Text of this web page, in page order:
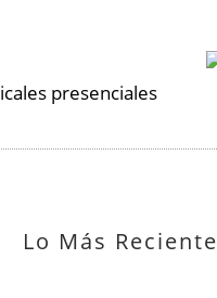
presenciales
Lo Más Reciente